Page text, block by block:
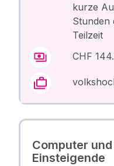
kurze
Stunden
Teilzeit
CHF
Computer
Einsteigende